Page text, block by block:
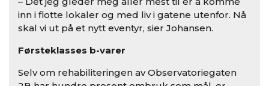
inn i flotte lokaler og med liv i gatene utenfor. Nå
skal vi ut på et nytt eventyr, sier Johansen.
Førsteklasses b-varer
Selv om rehabiliteringen av Observatoriegaten